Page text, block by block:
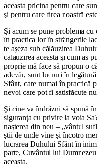
aceasta pricina pentru care
şi pentru care firea noastră
Şi acum se pune problema
în practica lor în strângerile
te aşeza sub călăuzirea
călăuzirea aceasta şi cum as
proprie mă face să propun o
adevăr, sunt lucruri în
Sfânt, care numai în practică
nevoi care pot fi satisfăcute
Şi cine va îndrăzni să spună
siguranţa cu privire la voia
naşterea din nou – „vântul
ştii de unde vine şi încotro
lucrarea Duhului Sfânt în
parte, Cuvântul lui
aceasta.